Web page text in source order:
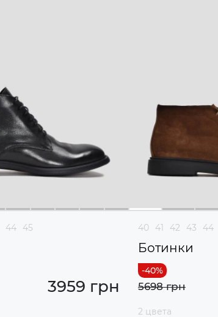
44 45
3959 грн
40 41 42 43 44
Ботинки
5698 грн
2 цвета